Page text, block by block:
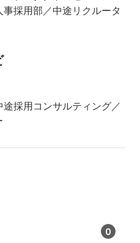
事採用部／中途リクルータ
途採用コンサルティング／
0